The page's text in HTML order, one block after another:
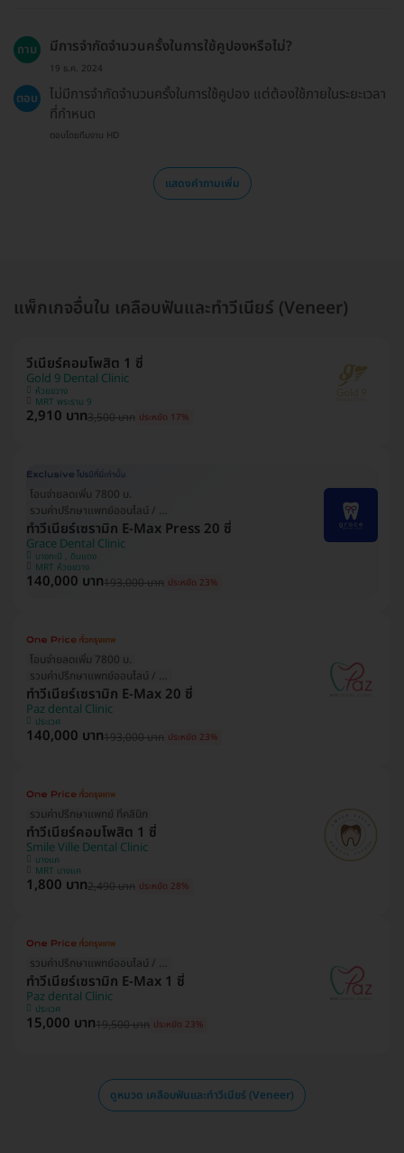
ถาม มีการจำกัดจำนวนครั้งในการใช้คูปองหรือไม่?
19 ธ.ค. 2024
ตอบ
ไม่มีการจำกัดจำนวนครั้งในการใช้คูปอง แต่ต้องใช้ภายในระยะเวลา
ที่กำหนด
ตอบโดยทีมงาน HD
แสดงคำถามเพิ่ม
แพ็กเกจอื่นใน เคลือบฟันและทำวีเนียร์ (Veneer)
วีเนียร์คอมโพสิต 1 ซี่
Gold 9 Dental Clinic
ห้วยขวาง
MRT พระราม 9
2,910 บาท3,500 บาท ประหยัด 17%
โอนจ่ายลดเพิ่ม 7800 บ.
รวมค่าปรึกษาแพทย์ออนไลน์ / ที่คลินิก
ทำวีเนียร์เซรามิก E-Max Press 20 ซี่
Grace Dental Clinic
บางกะปิ , ดินแดง
MRT ห้วยขวาง
140,000 บาท193,000 บาท ประหยัด 23%
โอนจ่ายลดเพิ่ม 7800 บ.
รวมค่าปรึกษาแพทย์ออนไลน์ / ที่คลินิก
ทำวีเนียร์เซรามิก E-Max 20 ซี่
Paz dental Clinic
ประเวศ
140,000 บาท193,000 บาท ประหยัด 23%
รวมค่าปรึกษาแพทย์ ที่คลินิก
ทำวีเนียร์คอมโพสิต 1 ซี่
Smile Ville Dental Clinic
บางแค
MRT บางแค
1,800 บาท2,490 บาท ประหยัด 28%
รวมค่าปรึกษาแพทย์ออนไลน์ / ที่คลินิก
ทำวีเนียร์เซรามิก E-Max 1 ซี่
Paz dental Clinic
ประเวศ
15,000 บาท19,500 บาท ประหยัด 23%
ดูหมวด เคลือบฟันและทำวีเนียร์ (Veneer)